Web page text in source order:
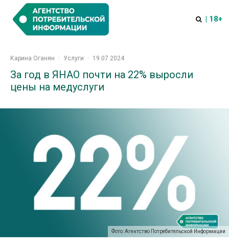
| 18+
Карина Оганян · Услуги · 19.07.2024
За год в ЯНАО почти на 22% выросли
цены на медуслуги
Фото: Агентство Потребительской Информации